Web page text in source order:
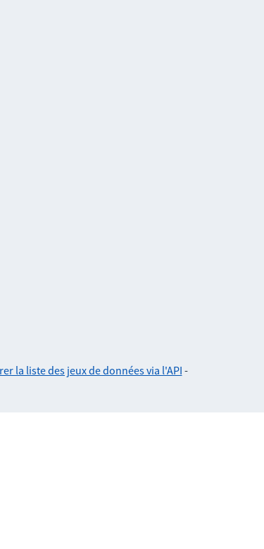
la liste des jeux de données via l'API -